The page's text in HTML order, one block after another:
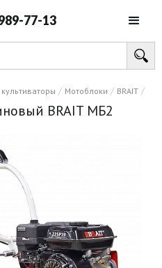
77-13
/ Мотоблоки / BRAIT /
BRAIT МБ2